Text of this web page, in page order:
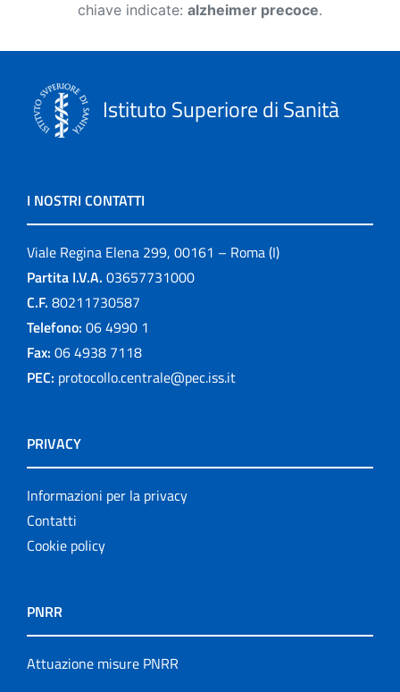
chiave indicate: alzheimer precoce.
Istituto Superiore di Sanità
I NOSTRI CONTATTI
Viale Regina Elena 299, 00161 – Roma (I)
Partita I.V.A. 03657731000
C.F. 80211730587
Telefono: 06 4990 1
Fax: 06 4938 7118
PEC: protocollo.centrale@pec.iss.it
PRIVACY
Informazioni per la privacy
Contatti
Cookie policy
PNRR
Attuazione misure PNRR